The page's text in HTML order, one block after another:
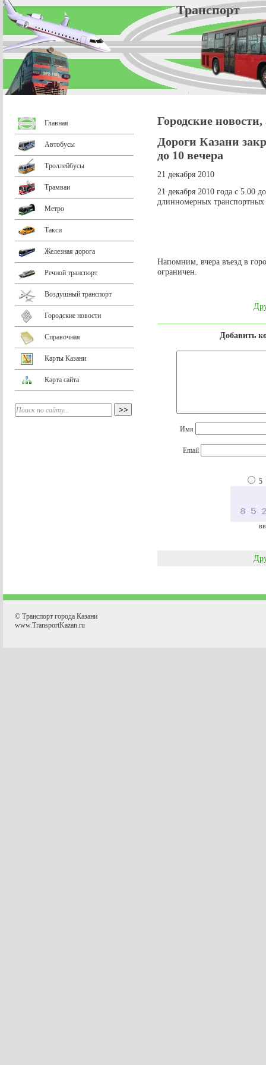
Главная
Автобусы
Троллейбусы
Трамваи
Метро
Такси
Железная дорога
Речной транспорт
Воздушный транспорт
Городские новости
Справочная
Карты Казани
Карта сайта
Городские
Дороги Казани
до 10 вечера
21 декабря 2010
21 декабря 2010 года с 5.00
длинномерных
Напомним, вчера въезд в
ограничен.
Добавить
Имя
Email
5
© Транспорт города Казани
www.TransportKazan.ru